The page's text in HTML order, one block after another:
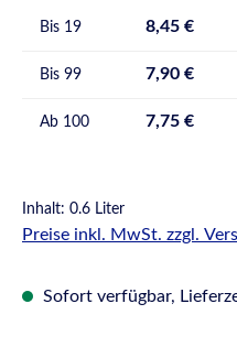
Bis 19 8,45 €
Bis 99 7,90 €
Ab 100 7,75 €
Inhalt: 0.6 Liter
Preise inkl. MwSt. zzgl.
Sofort verfügbar,